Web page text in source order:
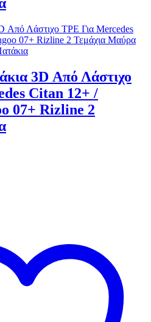
3D Από Λάστιχο
Citan 12+ /
07+ Rizline 2